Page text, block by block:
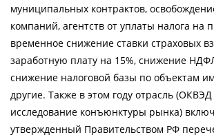
муниципальных контрактов,
компаний, агентств от уплаты налога на
временное снижение ставки страховых
заработную плату на 15%, снижение
снижение налоговой базы по объектам
другие. Также в этом году отрасль
исследование конъюнктуры рынка)
утвержденный Правительством РФ